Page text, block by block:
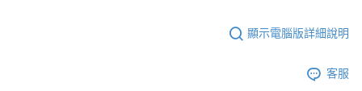
顯示電腦版詳細說明
客服